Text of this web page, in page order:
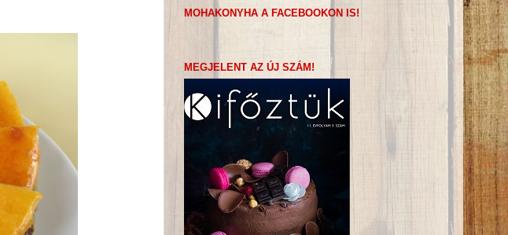
MOHAKONYHA A FACEBOOKON IS!
MEGJELENT AZ ÚJ SZÁM!